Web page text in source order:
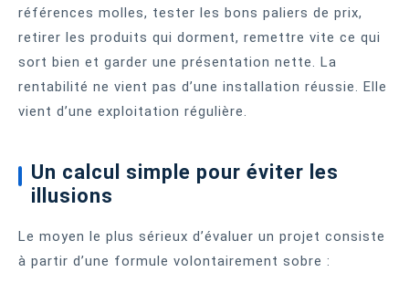
références molles, tester les bons paliers de prix,
retirer les produits qui dorment, remettre vite ce qui
sort bien et garder une présentation nette. La
rentabilité ne vient pas d’une installation réussie. Elle
vient d’une exploitation régulière.
Un calcul simple pour éviter les
illusions
Le moyen le plus sérieux d’évaluer un projet consiste
à partir d’une formule volontairement sobre :